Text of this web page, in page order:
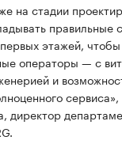
на стадии
правильные
этажей,
операторы — с
и
директор